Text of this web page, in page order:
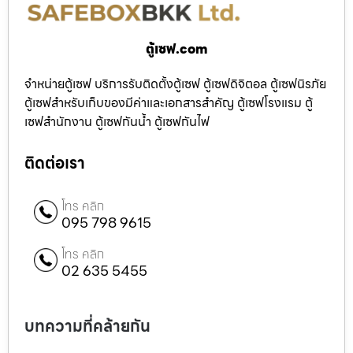
ตู้เซฟ.com
จำหน่ายตู้เซฟ บริการรับติดตั้งตู้เซฟ ตู้เซฟดิจิตอล ตู้เซฟนิรภัย
ตู้เซฟสำหรับเก็บของมีค่าและเอกสารสำคัญ ตู้เซฟโรงแรม ตู้
เซฟสำนักงาน ตู้เซฟกันน้ำ ตู้เซฟกันไฟ
ติดต่อเรา
โทร คลิก
095 798 9615
โทร คลิก
02 635 5455
บทความที่คล้ายกัน